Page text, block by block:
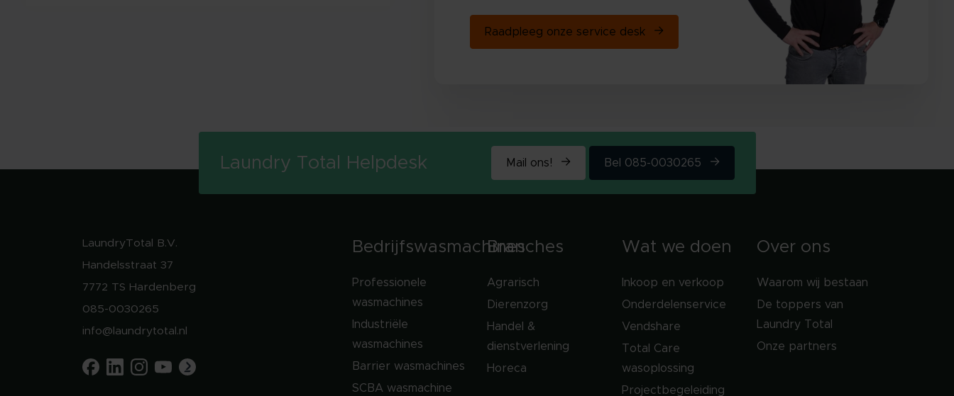
Raadpleeg onze service desk
Laundry Total Helpdesk Mail ons! Bel 085-0030265
LaundryTotal B.V.
Handelsstraat 37
7772 TS Hardenberg
085-0030265
info@laundrytotal.nl
Bedrijfswasmachines
Professionele
wasmachines
Industriële
wasmachines
Barrier wasmachines
SCBA wasmachine
Branches
Agrarisch
Dierenzorg
Handel &
dienstverlening
Horeca
Wat we doen
Inkoop en verkoop
Onderdelenservice
Vendshare
Total Care
wasoplossing
Projectbegeleiding
Over ons
Waarom wij bestaan
De toppers van
Laundry Total
Onze partners